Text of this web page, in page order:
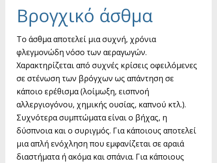
Υπηρεσίες
Εύκαμπτη Βρογχοσκόπηση
Διαβρογχική παρακέντηση με Υπέρηχο
Καθοδηγούμενη Βρογχοσκόπηση | Navigation
Άκαμπτη Βρογχοσκόπηση + Stent
Βρογχοσκοπική κρυοβιοψία πνεύμονα
Διαθωρακικός Υπέρηχος
Θωρακοσκόπηση
Βρογχοσκοπική Μείωση Πνευμονικού Όγκου
(blvr)
Λειτουργικός Έλεγχος Αναπνευστικού
(Σπιρομέτρηση)
Μελέτη Ύπνου
Βρογχικό άσθμα
Το άσθμα αποτελεί μια συχνή, χρόνια
φλεγμονώδη νόσο των αεραγωγών.
Χαρακτηρίζεται από συχνές κρίσεις οφειλόμενες
σε στένωση των βρόγχων ως απάντηση σε
κάποιο ερέθισμα (λοίμωξη, εισπνοή
αλλεργιογόνου, χημικής ουσίας, καπνού κτλ.).
Συχνότερα συμπτώματα είναι ο βήχας, η
δύσπνοια και ο συριγμός. Για κάποιους αποτελεί
μια απλή ενόχληση που εμφανίζεται σε αραιά
διαστήματα ή ακόμα και σπάνια. Για κάποιους